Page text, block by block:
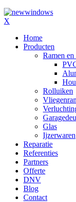
X
Home
Producten
Ramen en
Rolluiken
Glas
Ijzerwaren
Reparatie
Referenties
Partners
Offerte
DNV
Blog
Contact